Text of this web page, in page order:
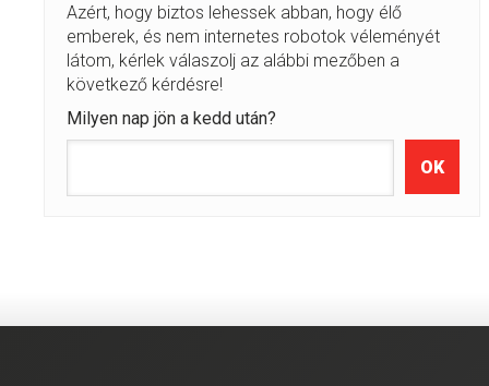
Azért, hogy biztos lehessek abban, hogy élő
emberek, és nem internetes robotok véleményét
látom, kérlek válaszolj az alábbi mezőben a
következő kérdésre!
Milyen nap jön a kedd után?